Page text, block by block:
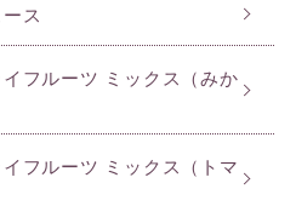
ス
フルーツ ミックス（みか
フルーツ ミックス（トマ